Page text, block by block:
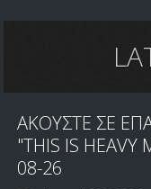
ΑΚΟΥΣΤΕ ΣΕ
"THIS IS
08-26